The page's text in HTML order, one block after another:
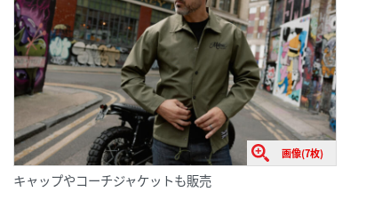
画像(7枚)
キャップやコーチジャケットも販売